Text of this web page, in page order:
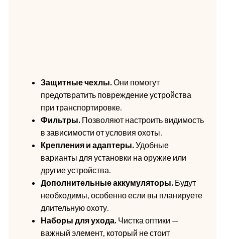
Защитные чехлы.Они помогут
предотвратить повреждение устройства
при транспортировке.
Фильтры.Позволяют настроить видимость
в зависимости от условия охоты.
Крепления и адаптеры.Удобные
варианты для установки на оружие или
другие устройства.
Дополнительные аккумуляторы.Будут
необходимы, особенно если вы планируете
длительную охоту.
Наборы для ухода.Чистка оптики —
важный элемент, который не стоит